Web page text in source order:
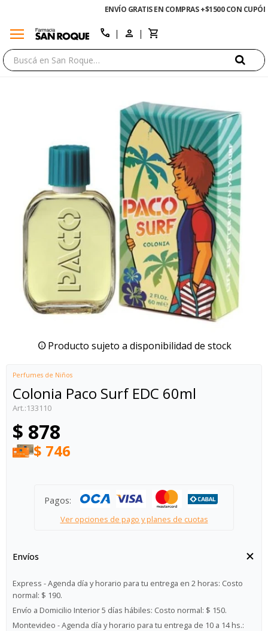
ENVÍO GRATIS EN COMPRAS +$1500 CON CUPÓN "ENVÍO"
menu call
Producto sujeto a disponibilidad de stock
Perfumes de Niños
Colonia Paco Surf EDC 60ml
133110
$ 878
$ 746
Pagos:
Ver opciones de pago y planes de cuotas
Envíos
Express - Agenda día y horario para tu entrega en 2 horas: Costo
normal: $ 190.
Envío a Domicilio Interior 5 días hábiles: Costo normal: $ 150.
Montevideo - Agenda día y horario para tu entrega de 10 a 14 hs.:
close